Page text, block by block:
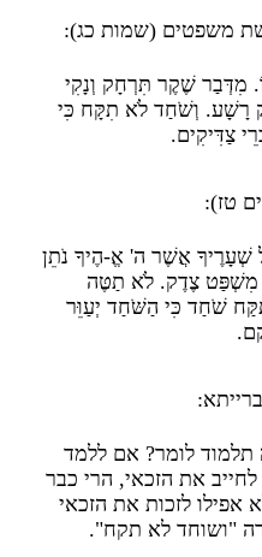
משפטים (שמות כג):
מִדְּבַר שֶׁקֶר תִּרְחָק וְנָקִי
רָשָׁע. וְשֹׁחַד לֹא תִקָּח כִּי
צַדִּיקִים.
טז):
שְׁעָרֶיךָ אֲשֶׁר ה' אֱ-הֶיךָ נֹתֵן
מִשְׁפַּט צֶדֶק. לֹא תַטֶּה
שֹׁחַד כִּי הַשֹּׁחַד יְעַוֵּר
לומר? אם ללמד
את הזכאי, הרי כבר
לזכות את הזכאי
"ושוחד לא תקח".